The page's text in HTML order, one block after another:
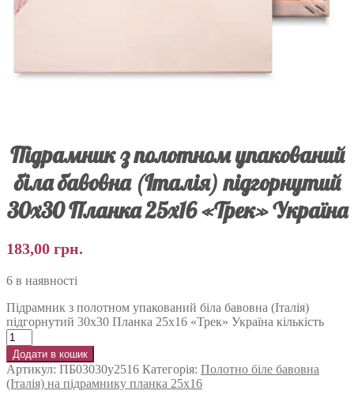
Підрамник з полотном упакований
біла бавовна (Італія) підгорнутий
30х30 Планка 25х16 «Трек» Україна
183,00 грн.
6 в наявності
Підрамник з полотном упакований біла бавовна (Італія)
підгорнутий 30х30 Планка 25х16 «Трек» Україна кількість
Додати в кошик
Артикул: ПБ03030у2516 Категорія: Полотно біле бавовна
(Італія) на підрамнику планка 25х16